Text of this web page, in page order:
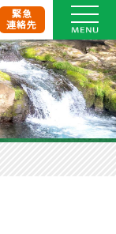
緊急
連絡先